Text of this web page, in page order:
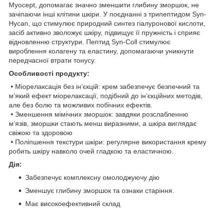
Myocept, допомагає значно зменшити глибину зморшок, не
зачіпаючи інші клітини шкіри. У поєднанні з трипептидом Syn-
Hycan, що стимулює природний синтез гіалуронової кислоти,
засіб активно зволожує шкіру, підвищує її пружність і сприяє
відновленню структури. Пептид Syn-Coll стимулює
вироблення колагену та еластину, допомагаючи уникнути
передчасної втрати тонусу.
Особливості продукту:
• Міорелаксація без ін’єкцій: крем забезпечує безпечний та
м’який ефект міорелаксації, подібний до ін’єкційних методів,
але без болю та можливих побічних ефектів.
• Зменшення мімічних зморшок: завдяки розслабленню
м’язів, зморшки стають менш виразними, а шкіра виглядає
свіжою та здоровою
• Поліпшення текстури шкіри: регулярне використання крему
робить шкіру навколо очей гладкою та еластичною.
Дія:
Забезпечує комплексну омолоджуючу дію
Зменшує глибину зморшок та ознаки старіння.
Має високоефективний склад